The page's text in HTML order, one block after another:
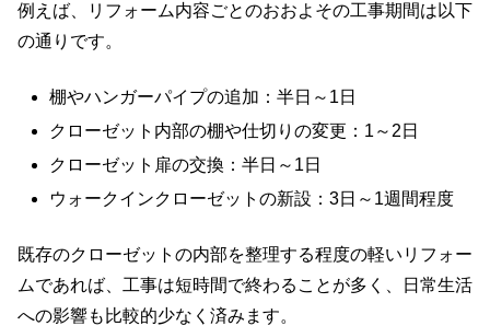
例えば、リフォーム内容ごとのおおよその工事期間は以下
の通りです。
棚やハンガーパイプの追加：半日～1日
クローゼット内部の棚や仕切りの変更：1～2日
クローゼット扉の交換：半日～1日
ウォークインクローゼットの新設：3日～1週間程度
既存のクローゼットの内部を整理する程度の軽いリフォー
ムであれば、工事は短時間で終わることが多く、日常生活
への影響も比較的少なく済みます。